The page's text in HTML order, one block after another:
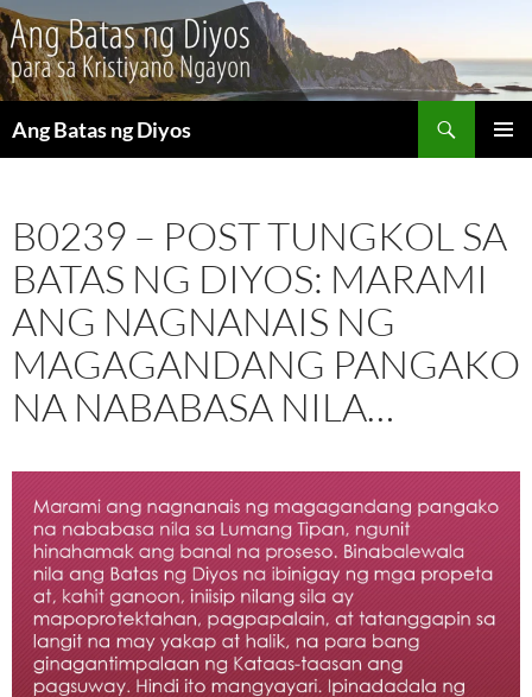
Ang Batas ng Diyos
B0239 – POST TUNGKOL SA
BATAS NG DIYOS: MARAMI
ANG NAGNANAIS NG
MAGAGANDANG PANGAKO
NA NABABASA NILA…